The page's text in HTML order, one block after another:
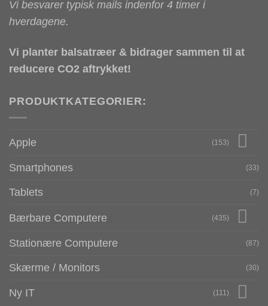
Vi besvarer typisk mails indenfor 4 timer i
hverdagene.
Vi planter balsatræer & bidrager sammen til at
reducere CO2 aftrykket!
PRODUKTKATEGORIER:
Apple (153)
Smartphones (33)
Tablets (7)
Bærbare Computere (435)
Stationære Computere (87)
Skærme / Monitors (30)
Ny IT (111)